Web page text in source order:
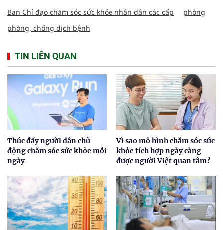
Ban Chỉ đạo chăm sóc sức khỏe nhân dân các cấp
phòng
phòng, chống dịch bệnh
TIN LIÊN QUAN
Thúc đẩy người dân chủ
động chăm sóc sức khỏe mỗi
ngày
Vì sao mô hình chăm sóc sức
khỏe tích hợp ngày càng
được người Việt quan tâm?